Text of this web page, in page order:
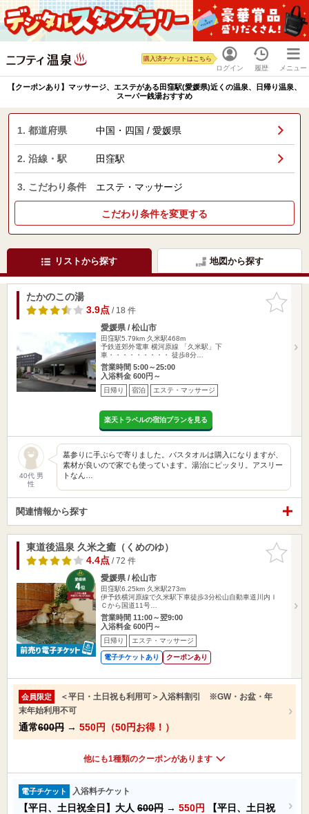
ログイン
購入済チケットはこちら
履歴 メニュー
【クーポンあり】マッサージ、エステがある田窪駅(愛媛県)近くの温泉、日帰り温泉、
スーパー銭湯おすすめ
1. 都道府県 中国・四国 / 愛媛県
2. 沿線・駅 田窪駅
3. こだわり条件 エステ・マッサージ
こだわり条件を変更する
リストから探す 地図から探す
お気に入
りに追加
たかのこの湯
3.9点/ 18 件
愛媛県 / 松山市
田窪駅5.79km 久米駅468m
予鉄道郊外電車 横河原線 「久米駅」下
車・・・・・・・・・ 徒歩8分…
営業時間 5:00～25:00
入浴料金 600円～
日帰り 宿泊 エステ・マッサージ
楽天トラベルの宿泊プランを見る
40代 男
性
墓参りに手ぶらで寄りました。バスタオルは購入になりますが、
素材が良いので家でも使っています。湯治にピッタリ。アスリー
トなん…
関連情報から探す
お気に入
りに追加
東道後温泉 久米之癒（くめのゆ）
4.4点/ 72 件
愛媛県 / 松山市
田窪駅6.25km 久米駅273m
伊予鉄横河原線で久米駅下車徒歩3分松山自動車道川内Ｉ
Ｃから国道11号…
営業時間 11:00～翌9:00
入浴料金 600円～
日帰り エステ・マッサージ
電子チケットあり クーポンあり
会員限定
＜平日・土日祝も利用可＞入浴料割引 ※GW・お盆・年
末年始利用不可
通常600円 → 550円（50円お得！）
他にも1種類のクーポンがあります
電子チケット 入浴料チケット
【平日、土日祝全日】大人 600円 → 550円
【平日、土日祝